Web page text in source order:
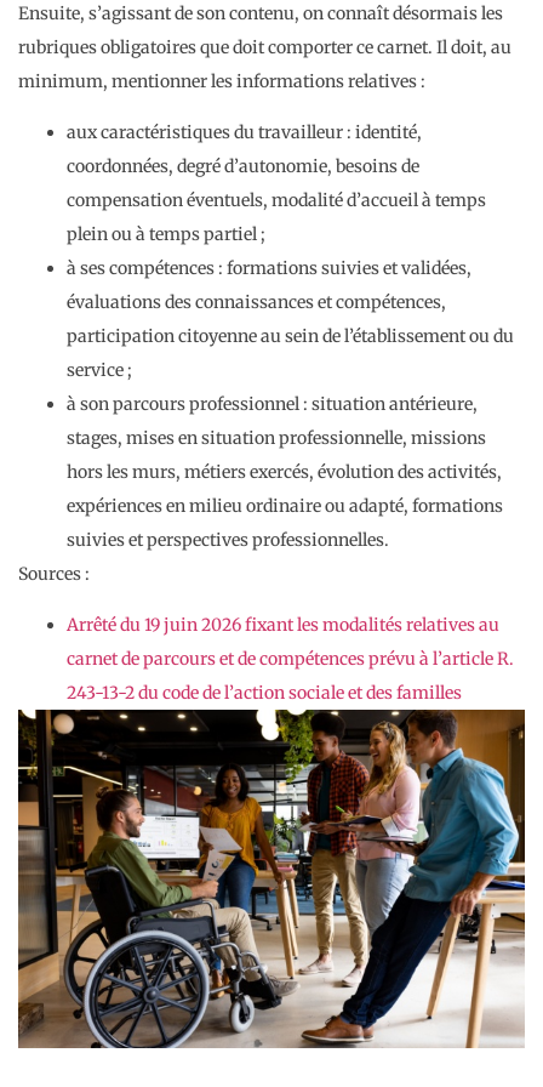
Ensuite, s’agissant de son contenu, on connaît désormais les
rubriques obligatoires que doit comporter ce carnet. Il doit, au
minimum, mentionner les informations relatives :
aux caractéristiques du travailleur : identité,
coordonnées, degré d’autonomie, besoins de
compensation éventuels, modalité d’accueil à temps
plein ou à temps partiel ;
à ses compétences : formations suivies et validées,
évaluations des connaissances et compétences,
participation citoyenne au sein de l’établissement ou du
service ;
à son parcours professionnel : situation antérieure,
stages, mises en situation professionnelle, missions
hors les murs, métiers exercés, évolution des activités,
expériences en milieu ordinaire ou adapté, formations
suivies et perspectives professionnelles.
Sources :
Arrêté du 19 juin 2026 fixant les modalités relatives au
carnet de parcours et de compétences prévu à l’article R.
243-13-2 du code de l’action sociale et des familles